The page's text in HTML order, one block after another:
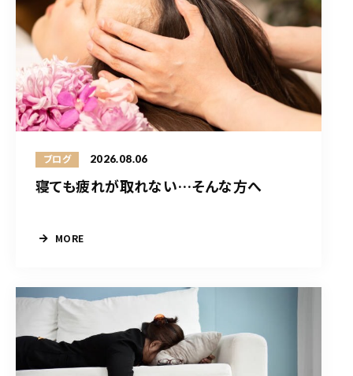
ブログ 2026.08.06
寝ても疲れが取れない…そんな方へ
MORE